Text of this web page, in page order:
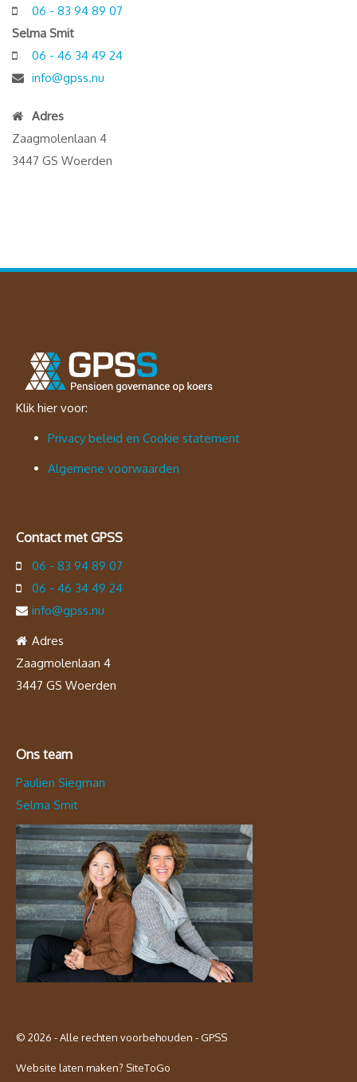
06 - 83 94 89 07
Selma Smit
06 - 46 34 49 24
info@gpss.nu
Adres
Zaagmolenlaan 4
3447 GS Woerden
Klik hier voor:
Privacy beleid en Cookie statement
Algemene voorwaarden
Contact met GPSS
06 - 83 94 89 07
06 - 46 34 49 24
info@gpss.nu
Adres
Zaagmolenlaan 4
3447 GS Woerden
Ons team
Paulien Siegman
Selma Smit
© 2026 - Alle rechten voorbehouden - GPSS
Website laten maken? SiteToGo